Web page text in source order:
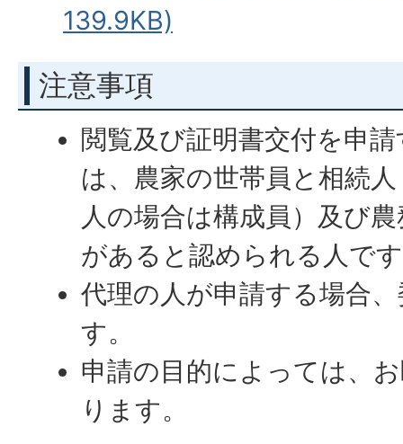
139.9KB)
注意事項
閲覧及び証明書交付を申
は、農家の世帯員と相続
人の場合は構成員）及び
があると認められる人で
代理の人が申請する場合
す。
申請の目的によっては、
ります。